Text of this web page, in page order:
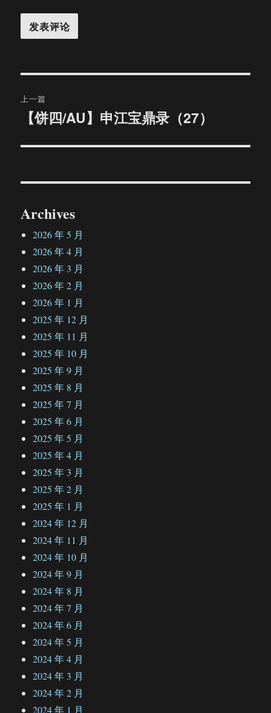
章
上一篇
文
【饼四/AU】申江宝鼎录（27）
Archives
2026 年 5 月
2026 年 4 月
2026 年 3 月
2026 年 2 月
2026 年 1 月
2025 年 12 月
2025 年 11 月
2025 年 10 月
2025 年 9 月
2025 年 8 月
2025 年 7 月
2025 年 6 月
2025 年 5 月
2025 年 4 月
2025 年 3 月
2025 年 2 月
2025 年 1 月
2024 年 12 月
2024 年 11 月
2024 年 10 月
2024 年 9 月
2024 年 8 月
2024 年 7 月
2024 年 6 月
2024 年 5 月
2024 年 4 月
2024 年 3 月
2024 年 2 月
2024 年 1 月